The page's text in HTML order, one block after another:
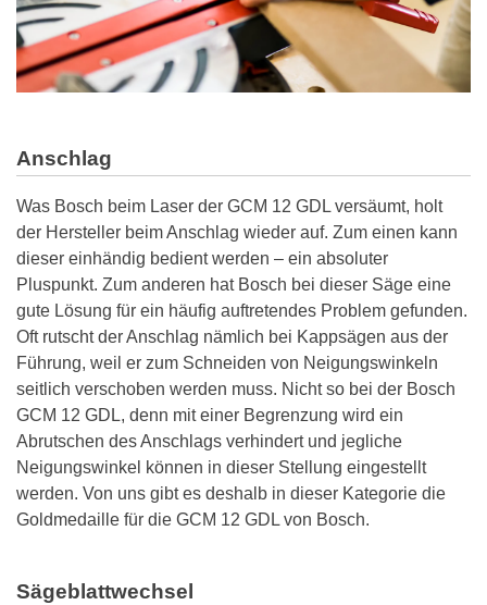
Anschlag
Was Bosch beim Laser der GCM 12 GDL versäumt, holt
der Hersteller beim Anschlag wieder auf. Zum einen kann
dieser einhändig bedient werden – ein absoluter
Pluspunkt. Zum anderen hat Bosch bei dieser Säge eine
gute Lösung für ein häufig auftretendes Problem gefunden.
Oft rutscht der Anschlag nämlich bei Kappsägen aus der
Führung, weil er zum Schneiden von Neigungswinkeln
seitlich verschoben werden muss. Nicht so bei der Bosch
GCM 12 GDL, denn mit einer Begrenzung wird ein
Abrutschen des Anschlags verhindert und jegliche
Neigungswinkel können in dieser Stellung eingestellt
werden. Von uns gibt es deshalb in dieser Kategorie die
Goldmedaille für die GCM 12 GDL von Bosch.
Sägeblattwechsel